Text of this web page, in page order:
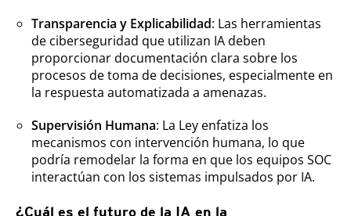
Transparencia y Explicabilidad: Las herramientas
de ciberseguridad que utilizan IA deben
proporcionar documentación clara sobre los
procesos de toma de decisiones, especialmente en
la respuesta automatizada a amenazas.
Supervisión Humana: La Ley enfatiza los
mecanismos con intervención humana, lo que
podría remodelar la forma en que los equipos SOC
interactúan con los sistemas impulsados por IA.
¿Cuál es el futuro de la IA en la